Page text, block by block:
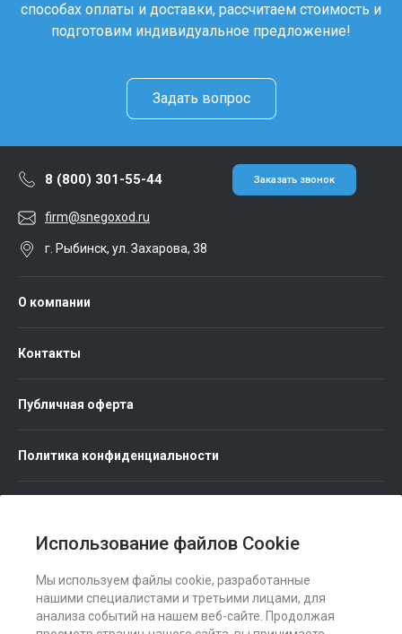
Использование файлов Cookie
Мы используем файлы cookie, разработанные
нашими специалистами и третьими лицами, для
анализа событий на нашем веб-сайте. Продолжая
способах оплаты и доставки, рассчитаем стоимость и
подготовим индивидуальное предложение!
Задать вопрос
8 (800) 301-55-44 Заказать звонок
firm@snegoxod.ru
г. Рыбинск, ул. Захарова, 38
О компании
Контакты
Публичная оферта
Политика конфиденциальности
Мы в соц. сетях